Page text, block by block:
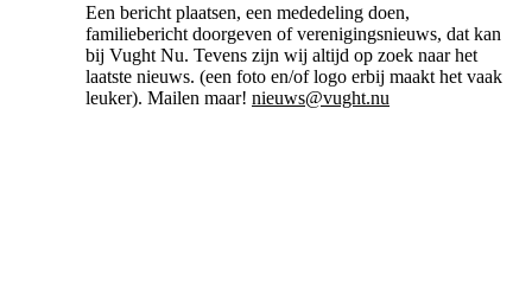
Een bericht plaatsen, een mededeling doen,
familiebericht doorgeven of verenigingsnieuws, dat kan
bij Vught Nu. Tevens zijn wij altijd op zoek naar het
laatste nieuws. (een foto en/of logo erbij maakt het vaak
leuker). Mailen maar! nieuws@vught.nu